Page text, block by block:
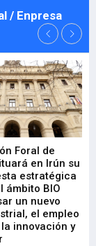
/ Enpresa
Foral de
en Irún su
estratégica
ámbito BIO
un nuevo
el empleo
innovación y